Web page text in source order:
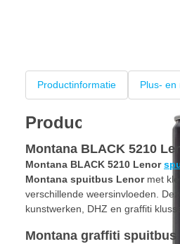
Productinformatie Plus- en
Productinformatie
Montana BLACK 5210
Montana BLACK 5210 Lenor
Montana spuitbus Lenormet
verschillende weersinvloeden.
kunstwerken, DHZ en graffiti
Montana graffiti spuitbus